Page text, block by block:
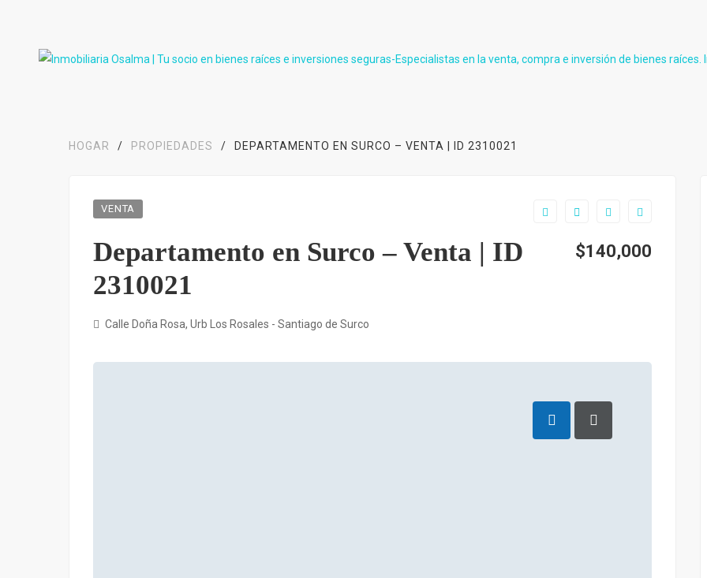
HOGAR / PROPIEDADES / DEPARTAMENTO EN SURCO – VENTA | ID 2310021
VENTA
Departamento en Surco – Venta | ID
2310021
Calle Doña Rosa, Urb Los Rosales - Santiago de Surco
$140,000